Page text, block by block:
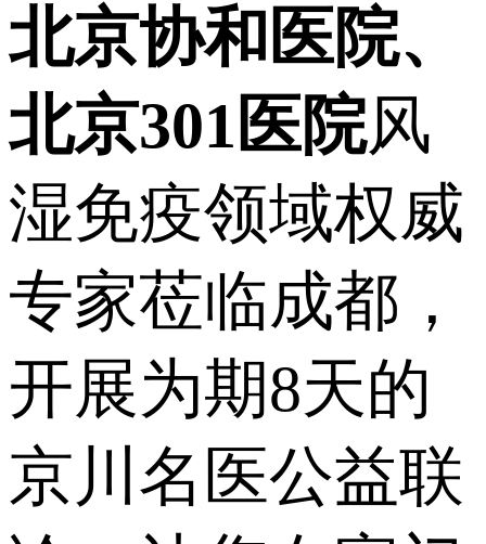
北京协和医院、
北京301医院风
湿免疫领域权威
专家莅临成都，
开展为期8天的
京川名医公益联